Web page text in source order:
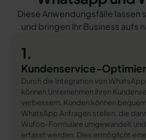
Diese Anwendungsfälle lassen
und bringen Ihr Business aufs
1.
Kundenservice-
Durch die Integration von
können Unternehmen ihren
verbessern. Kunden können
WhatsApp Anfragen stellen, die
Wufoo-Formulare umgewandelt
erfasst werden. Dies ermöglicht